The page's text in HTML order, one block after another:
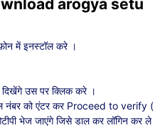
arogya setu
में इनस्टॉल करे ।
उस पर क्लिक करे ।
नंबर को एंटर कर Proceed to verify (
भेज जाएंगे जिसे डाल कर लॉगिन कर ले